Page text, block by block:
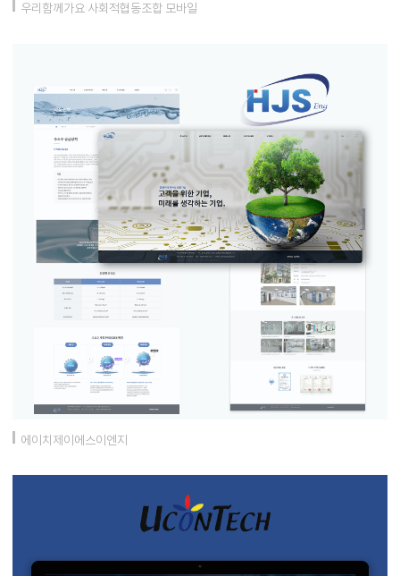
우리함께가요 사회적협동조합 모바일
에이치제이에스이엔지